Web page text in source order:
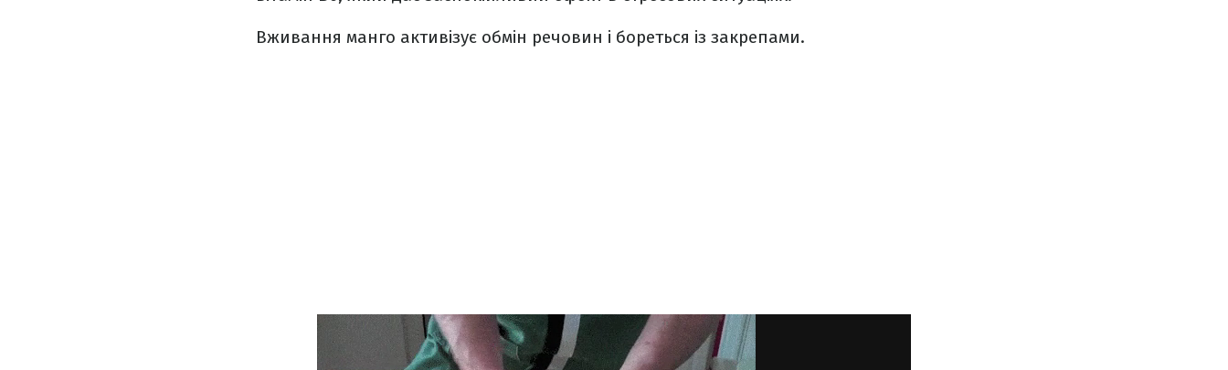
Вживання манго активізує обмін речовин і бореться із закрепами.